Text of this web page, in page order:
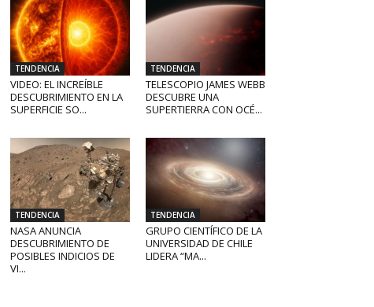
TENDENCIA
VIDEO: EL INCREÍBLE
DESCUBRIMIENTO EN LA
SUPERFICIE SO...
TENDENCIA
TELESCOPIO JAMES WEBB
DESCUBRE UNA
SUPERTIERRA CON OCÉ...
TENDENCIA
NASA ANUNCIA
DESCUBRIMIENTO DE
POSIBLES INDICIOS DE
VI...
TENDENCIA
GRUPO CIENTÍFICO DE LA
UNIVERSIDAD DE CHILE
LIDERA “MA...